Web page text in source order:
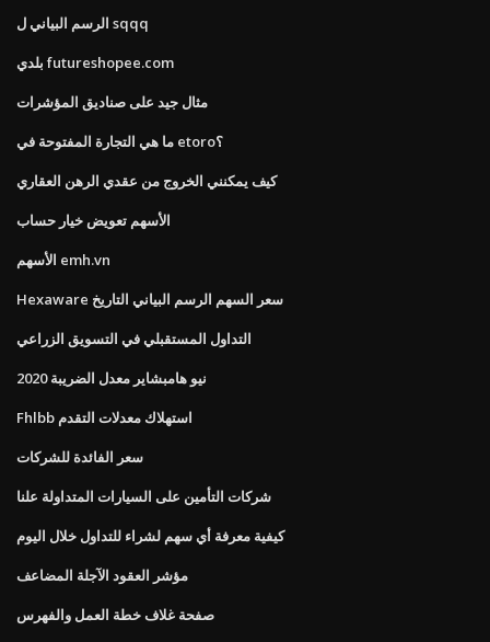
الرسم البياني ل sqqq
بلدي futureshopee.com
مثال جيد على صناديق المؤشرات
ما هي التجارة المفتوحة في etoro؟
كيف يمكنني الخروج من عقدي الرهن العقاري
الأسهم تعويض خيار حساب
الأسهم emh.vn
Hexaware سعر السهم الرسم البياني التاريخ
التداول المستقبلي في التسويق الزراعي
نيو هامبشاير معدل الضريبة 2020
Fhlbb استهلاك معدلات التقدم
سعر الفائدة للشركات
شركات التأمين على السيارات المتداولة علنا
كيفية معرفة أي سهم لشراء للتداول خلال اليوم
مؤشر العقود الآجلة المضاعف
صفحة غلاف خطة العمل والفهرس